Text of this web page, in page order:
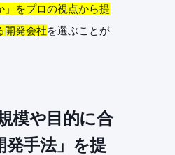
」をプロの視点から提
開発会社を選ぶことが
模や目的に合
発手法」を提